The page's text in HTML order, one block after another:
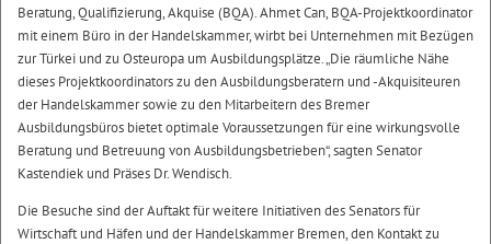
Beratung, Qualifizierung, Akquise (BQA). Ahmet Can, BQA-Projektkoordinator
mit einem Büro in der Handelskammer, wirbt bei Unternehmen mit Bezügen
zur Türkei und zu Osteuropa um Ausbildungsplätze. „Die räumliche Nähe
dieses Projektkoordinators zu den Ausbildungsberatern und -Akquisiteuren
der Handelskammer sowie zu den Mitarbeitern des Bremer
Ausbildungsbüros bietet optimale Voraussetzungen für eine wirkungsvolle
Beratung und Betreuung von Ausbildungsbetrieben“, sagten Senator
Kastendiek und Präses Dr. Wendisch.
Die Besuche sind der Auftakt für weitere Initiativen des Senators für
Wirtschaft und Häfen und der Handelskammer Bremen, den Kontakt zu